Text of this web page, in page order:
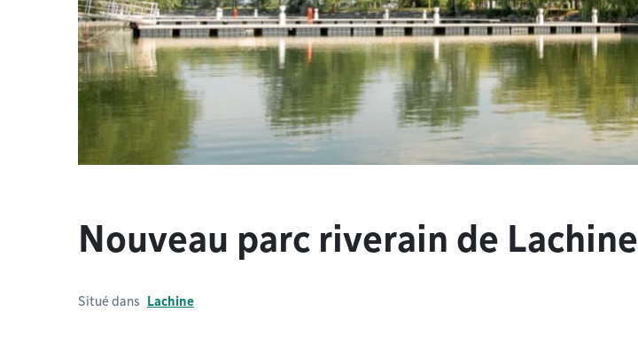
Nouveau parc riverain de Lachine
Situé dans Lachine